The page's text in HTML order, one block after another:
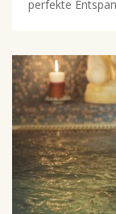
perfekte